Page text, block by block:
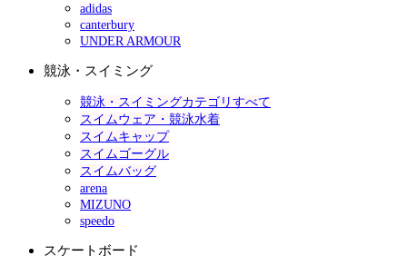
adidas
canterbury
UNDER ARMOUR
競泳・スイミング
競泳・スイミングカテゴリすべて
スイムウェア・競泳水着
スイムキャップ
スイムゴーグル
スイムバッグ
arena
MIZUNO
speedo
スケートボード